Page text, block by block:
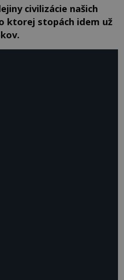
civilizácie našich
ktorej stopách idem už